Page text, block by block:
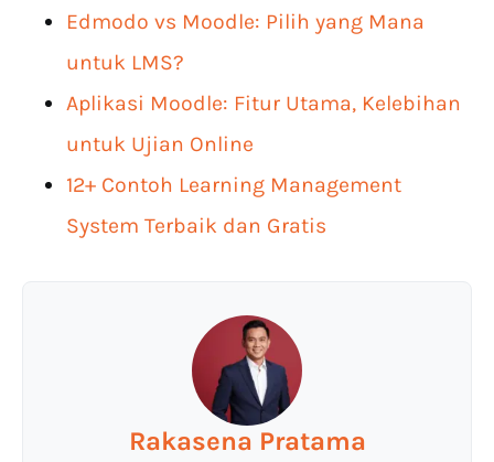
Edmodo vs Moodle: Pilih yang Mana
untuk LMS?
Aplikasi Moodle: Fitur Utama, Kelebihan
untuk Ujian Online
12+ Contoh Learning Management
System Terbaik dan Gratis
Rakasena Pratama